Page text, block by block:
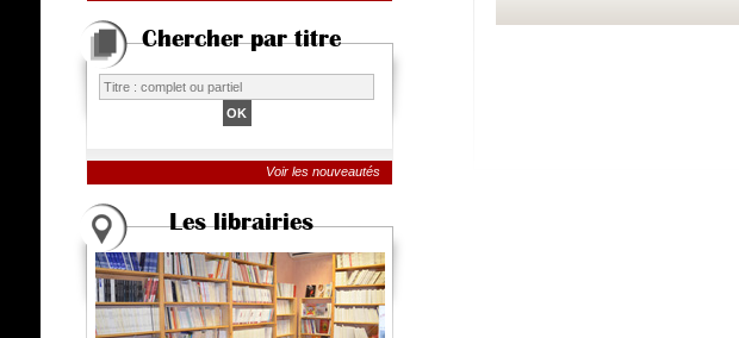
Chercher par titre
Voir les nouveautés
Les librairies